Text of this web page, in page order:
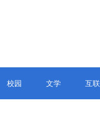
校园 文学 互